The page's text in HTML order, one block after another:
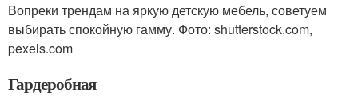
Вопреки трендам на яркую детскую мебель, советуем
выбирать спокойную гамму. Фото: shutterstock.com,
pexels.com
Гардеробная